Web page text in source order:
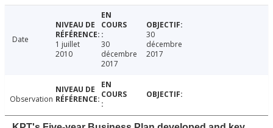
Date
1 juillet
2010
30
décembre
2017
30
décembre
2017
Observation